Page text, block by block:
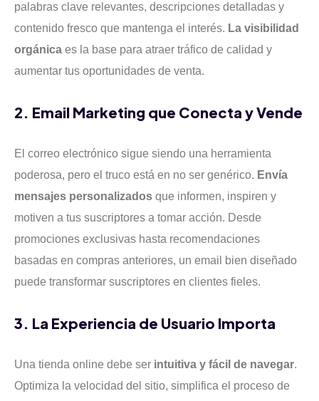
palabras clave relevantes, descripciones detalladas y
contenido fresco que mantenga el interés. La visibilidad
orgánica es la base para atraer tráfico de calidad y
aumentar tus oportunidades de venta.
2. Email Marketing que Conecta y Vende
El correo electrónico sigue siendo una herramienta
poderosa, pero el truco está en no ser genérico. Envía
mensajes personalizados que informen, inspiren y
motiven a tus suscriptores a tomar acción. Desde
promociones exclusivas hasta recomendaciones
basadas en compras anteriores, un email bien diseñado
puede transformar suscriptores en clientes fieles.
3. La Experiencia de Usuario Importa
Una tienda online debe ser intuitiva y fácil de navegar.
Optimiza la velocidad del sitio, simplifica el proceso de